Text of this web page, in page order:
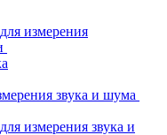
измерения
звука и шума
измерения звука и